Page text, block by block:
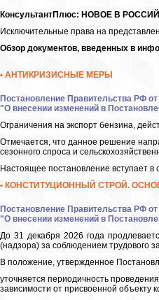
КонсультантПлюс: НОВОЕ В
Исключительные права на
Обзор документов, введенных в
• АНТИКРИЗИСНЫЕ МЕРЫ
Постановление Правительства РФ от
"О внесении изменений в
Ограничения на экспорт бензина,
Отмечается, что данное решение
сезонного спроса и
Настоящее постановление вступает в
• КОНСТИТУЦИОННЫЙ СТРОЙ.
Постановление Правительства РФ от
"О внесении изменений в
До 31 декабря 2026 года
(надзора) за соблюдением трудового
В положение, утвержденное
уточняется периодичность
зависимости от присвоенной объекту